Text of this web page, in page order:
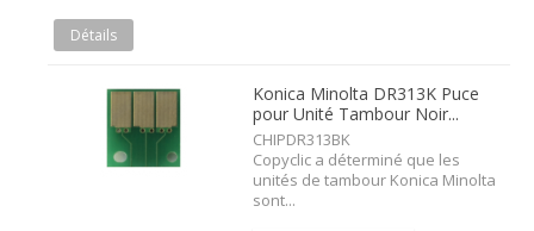
Détails
Konica Minolta DR313K Puce
pour Unité Tambour Noir...
CHIPDR313BK
Copyclic a déterminé que les
unités de tambour Konica Minolta
sont...